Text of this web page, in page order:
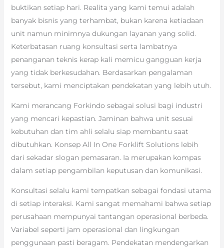
buktikan setiap hari. Realita yang kami temui adalah
banyak bisnis yang terhambat, bukan karena ketiadaan
unit namun minimnya dukungan layanan yang solid.
Keterbatasan ruang konsultasi serta lambatnya
penanganan teknis kerap kali memicu gangguan kerja
yang tidak berkesudahan. Berdasarkan pengalaman
tersebut, kami menciptakan pendekatan yang lebih utuh.
Kami merancang Forkindo sebagai solusi bagi industri
yang mencari kepastian. Jaminan bahwa unit sesuai
kebutuhan dan tim ahli selalu siap membantu saat
dibutuhkan. Konsep All In One Forklift Solutions lebih
dari sekadar slogan pemasaran. Ia merupakan kompas
dalam setiap pengambilan keputusan dan komunikasi.
Konsultasi selalu kami tempatkan sebagai fondasi utama
di setiap interaksi. Kami sangat memahami bahwa setiap
perusahaan mempunyai tantangan operasional berbeda.
Variabel seperti jam operasional dan lingkungan
penggunaan pasti beragam. Pendekatan mendengarkan